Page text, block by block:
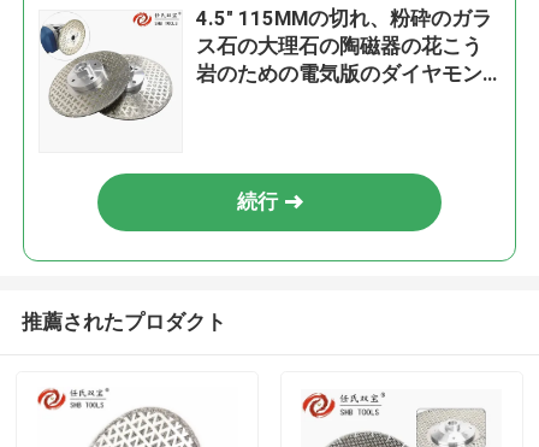
4.5" 115MMの切れ、粉砕のガラ
ス石の大理石の陶磁器の花こう
岩のための電気版のダイヤモン
続行
推薦されたプロダクト